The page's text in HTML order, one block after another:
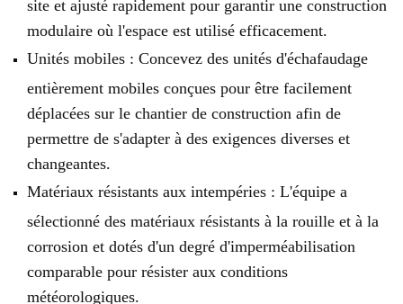
site et ajusté rapidement pour garantir une construction
modulaire où l'espace est utilisé efficacement.
Unités mobiles : Concevez des unités d'échafaudage
entièrement mobiles conçues pour être facilement
déplacées sur le chantier de construction afin de
permettre de s'adapter à des exigences diverses et
changeantes.
Matériaux résistants aux intempéries : L'équipe a
sélectionné des matériaux résistants à la rouille et à la
corrosion et dotés d'un degré d'imperméabilisation
comparable pour résister aux conditions
météorologiques.